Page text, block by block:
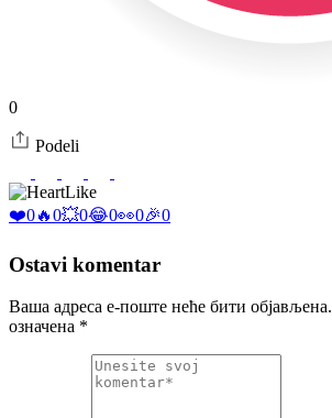
0
Podeli
Like
❤️0🔥0💥0😂0👀0🎉0
Ostavi komentar
Ваша адреса е-поште неће бити објављена.
означена *